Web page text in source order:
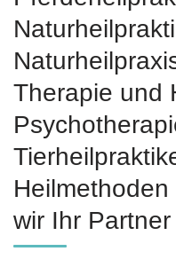
Therapie und
wir Ihr Partner